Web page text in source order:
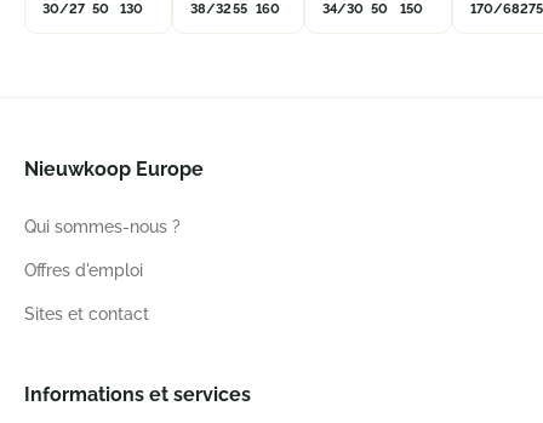
30/27 50 130 38/3255 160 34/30 50 150 170/68275
Nieuwkoop Europe
Qui sommes-nous ?
Offres d'emploi
Sites et contact
Informations et services